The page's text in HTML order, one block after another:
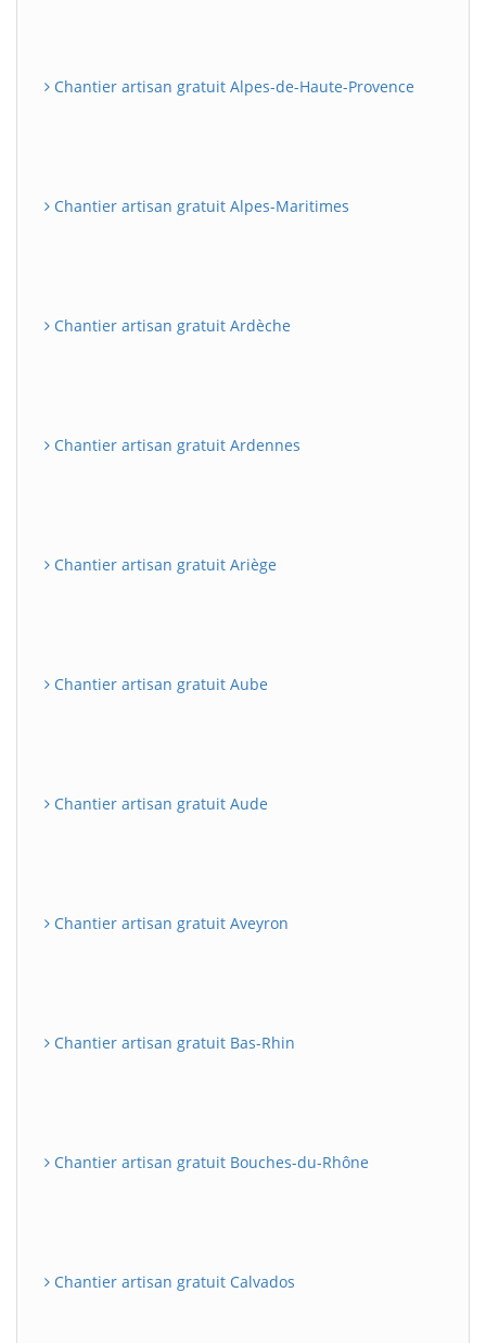
Chantier artisan gratuit Alpes-de-Haute-Provence
Chantier artisan gratuit Alpes-Maritimes
Chantier artisan gratuit Ardèche
Chantier artisan gratuit Ardennes
Chantier artisan gratuit Ariège
Chantier artisan gratuit Aube
Chantier artisan gratuit Aude
Chantier artisan gratuit Aveyron
Chantier artisan gratuit Bas-Rhin
Chantier artisan gratuit Bouches-du-Rhône
Chantier artisan gratuit Calvados